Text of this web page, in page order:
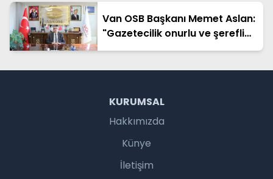
Van OSB Başkanı Memet Aslan:
"Gazetecilik onurlu ve şerefli
bir meslektir"
KURUMSAL
Hakkımızda
Künye
İletişim